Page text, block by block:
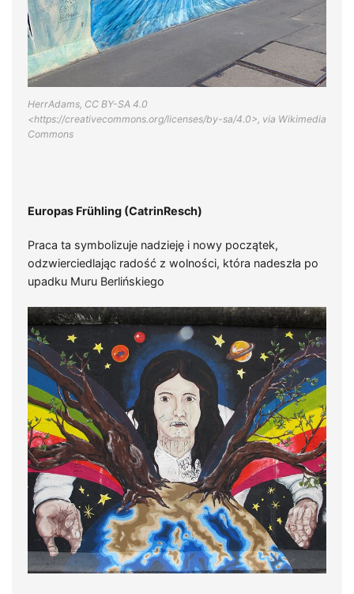
HerrAdams, CC BY-SA 4.0
<https://creativecommons.org/licenses/by-sa/4.0>, via Wikimedia
Commons
Europas Frühling (CatrinResch)
Praca ta symbolizuje nadzieję i nowy początek,
odzwierciedlając radość z wolności, która nadeszła po
upadku Muru Berlińskiego